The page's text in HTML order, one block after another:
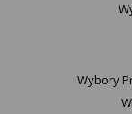
Wybory